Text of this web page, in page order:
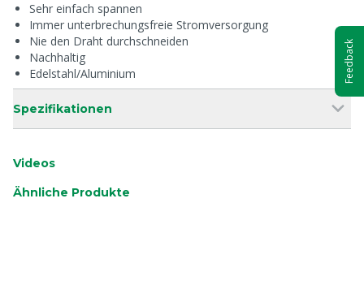
Sehr einfach spannen
Immer unterbrechungsfreie Stromversorgung
Nie den Draht durchschneiden
Nachhaltig
Edelstahl/Aluminium
Spezifikationen
Videos
Ähnliche Produkte
Feedback